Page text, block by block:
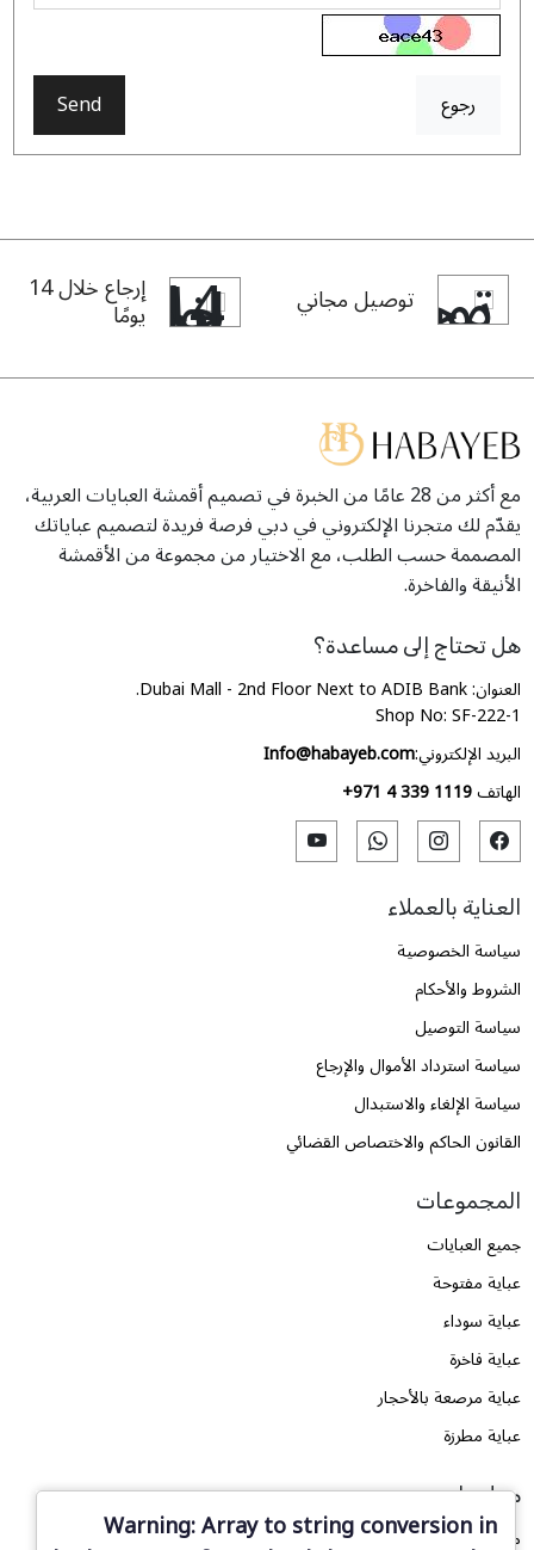
رجوع Send
توصيل مجاني إرجاع خلال 14
يومًا
مع أكثر من 28 عامًا من الخبرة في تصميم أقمشة العبايات العربية،
يقدّم لك متجرنا الإلكتروني في دبي فرصة فريدة لتصميم عباياتك
المصممة حسب الطلب، مع الاختيار من مجموعة من الأقمشة
الأنيقة والفاخرة.
العناية بالعملاء
سياسة الخصوصية
الشروط والأحكام
سياسة التوصيل
سياسة استرداد الأموال والإرجاع
سياسة الإلغاء والاستبدال
القانون الحاكم والاختصاص القضائي
معلومات
من نحن
هل تحتاج إلى مساعدة؟
العنوان: Dubai Mall - 2nd Floor Next to ADIB Bank.
Shop No: SF-222-1
البريد الإلكتروني:Info@habayeb.com
الهاتف+971 4 339 1119
المجموعات
جميع العبايات
عباية مفتوحة
عباية سوداء
عباية فاخرة
عباية مرصعة بالأحجار
عباية مطرزة
Warning: Array to string conversion in